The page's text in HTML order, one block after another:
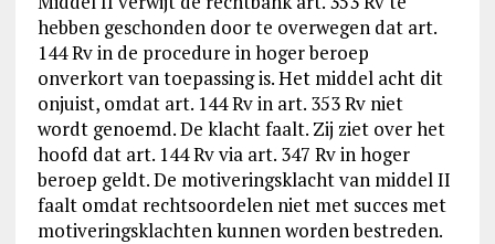
hebben geschonden door te overwegen dat art.
144 Rv in de procedure in hoger beroep
onverkort van toepassing is. Het middel acht dit
onjuist, omdat art. 144 Rv in art. 353 Rv niet
wordt genoemd. De klacht faalt. Zij ziet over het
hoofd dat art. 144 Rv via art. 347 Rv in hoger
beroep geldt. De motiveringsklacht van middel II
faalt omdat rechtsoordelen niet met succes met
motiveringsklachten kunnen worden bestreden.